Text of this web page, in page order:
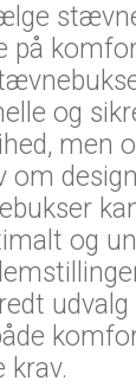
på
og
men
og
udvalg
krav.